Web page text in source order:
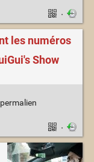
·
les numéros
Show
permalien
·